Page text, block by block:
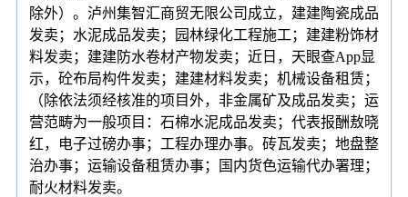
除外）。泸州集智汇商贸无限公司成立，建建陶瓷成品
发卖；水泥成品发卖；园林绿化工程施工；建建粉饰材
料发卖；建建防水卷材产物发卖；近日，天眼查App显
示，砼布局构件发卖；建建材料发卖；机械设备租赁；
（除依法须经核准的项目外，非金属矿及成品发卖；运
营范畴为一般项目：石棉水泥成品发卖；代表报酬敖晓
红，电子过磅办事；工程办理办事。砖瓦发卖；地盘整
治办事；运输设备租赁办事；国内货色运输代办署理；
耐火材料发卖。